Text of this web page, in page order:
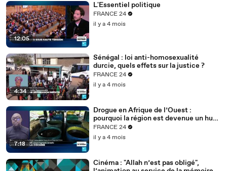
12:05
L'Essentiel politique
FRANCE 24
il y a 4 mois
4:34
Sénégal : loi anti-homosexualité
durcie, quels effets sur la justice ?
FRANCE 24
il y a 4 mois
7:18
Drogue en Afrique de l’Ouest :
pourquoi la région est devenue un hub
mondial
FRANCE 24
il y a 4 mois
Cinéma : "Allah n’est pas obligé",